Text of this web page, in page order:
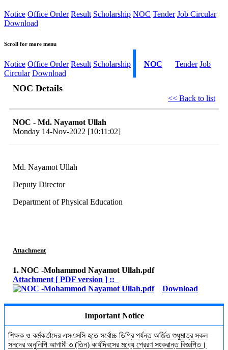
Notice Office Order Result Scholarship NOC Tender Job Circular
Download
Scroll for more menu
Notice Office Order Result Scholarship NOC Tender Job
Circular Download
NOC Details
<< Back to list
NOC - Md. Nayamot Ullah
Monday 14-Nov-2022 [10:11:02]
Md. Nayamot Ullah
Deputy Director
Department of Physical Education
Attachment
1. NOC -Mohammod Nayamot Ullah.pdf
Attachment [ PDF version ] ::
Download
Important Notice
শিক্ষক ও কর্মকর্তাদের এসএসসি হতে সর্বোচ্চ ডিগ্রি পর্যন্ত অর্জিত শুধুমাত্র সকল
সনদের অনুলিপি আগামী ৩ (তিন) কার্যদিবসের মধ্যে প্রেরণ সংক্রান্ত বিজ্ঞপ্তি।